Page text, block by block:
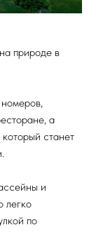
природе в
а
станет
и
легко
по